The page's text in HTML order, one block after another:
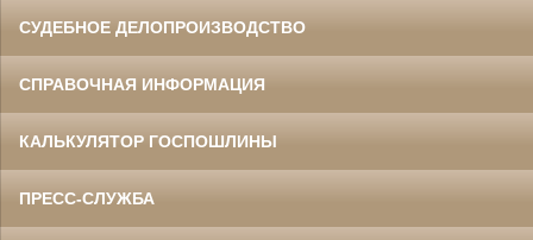
СУДЕБНОЕ ДЕЛОПРОИЗВОДСТВО
СПРАВОЧНАЯ ИНФОРМАЦИЯ
КАЛЬКУЛЯТОР ГОСПОШЛИНЫ
ПРЕСС-СЛУЖБА